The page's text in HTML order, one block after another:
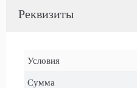
Реквизиты
Условия
Сумма